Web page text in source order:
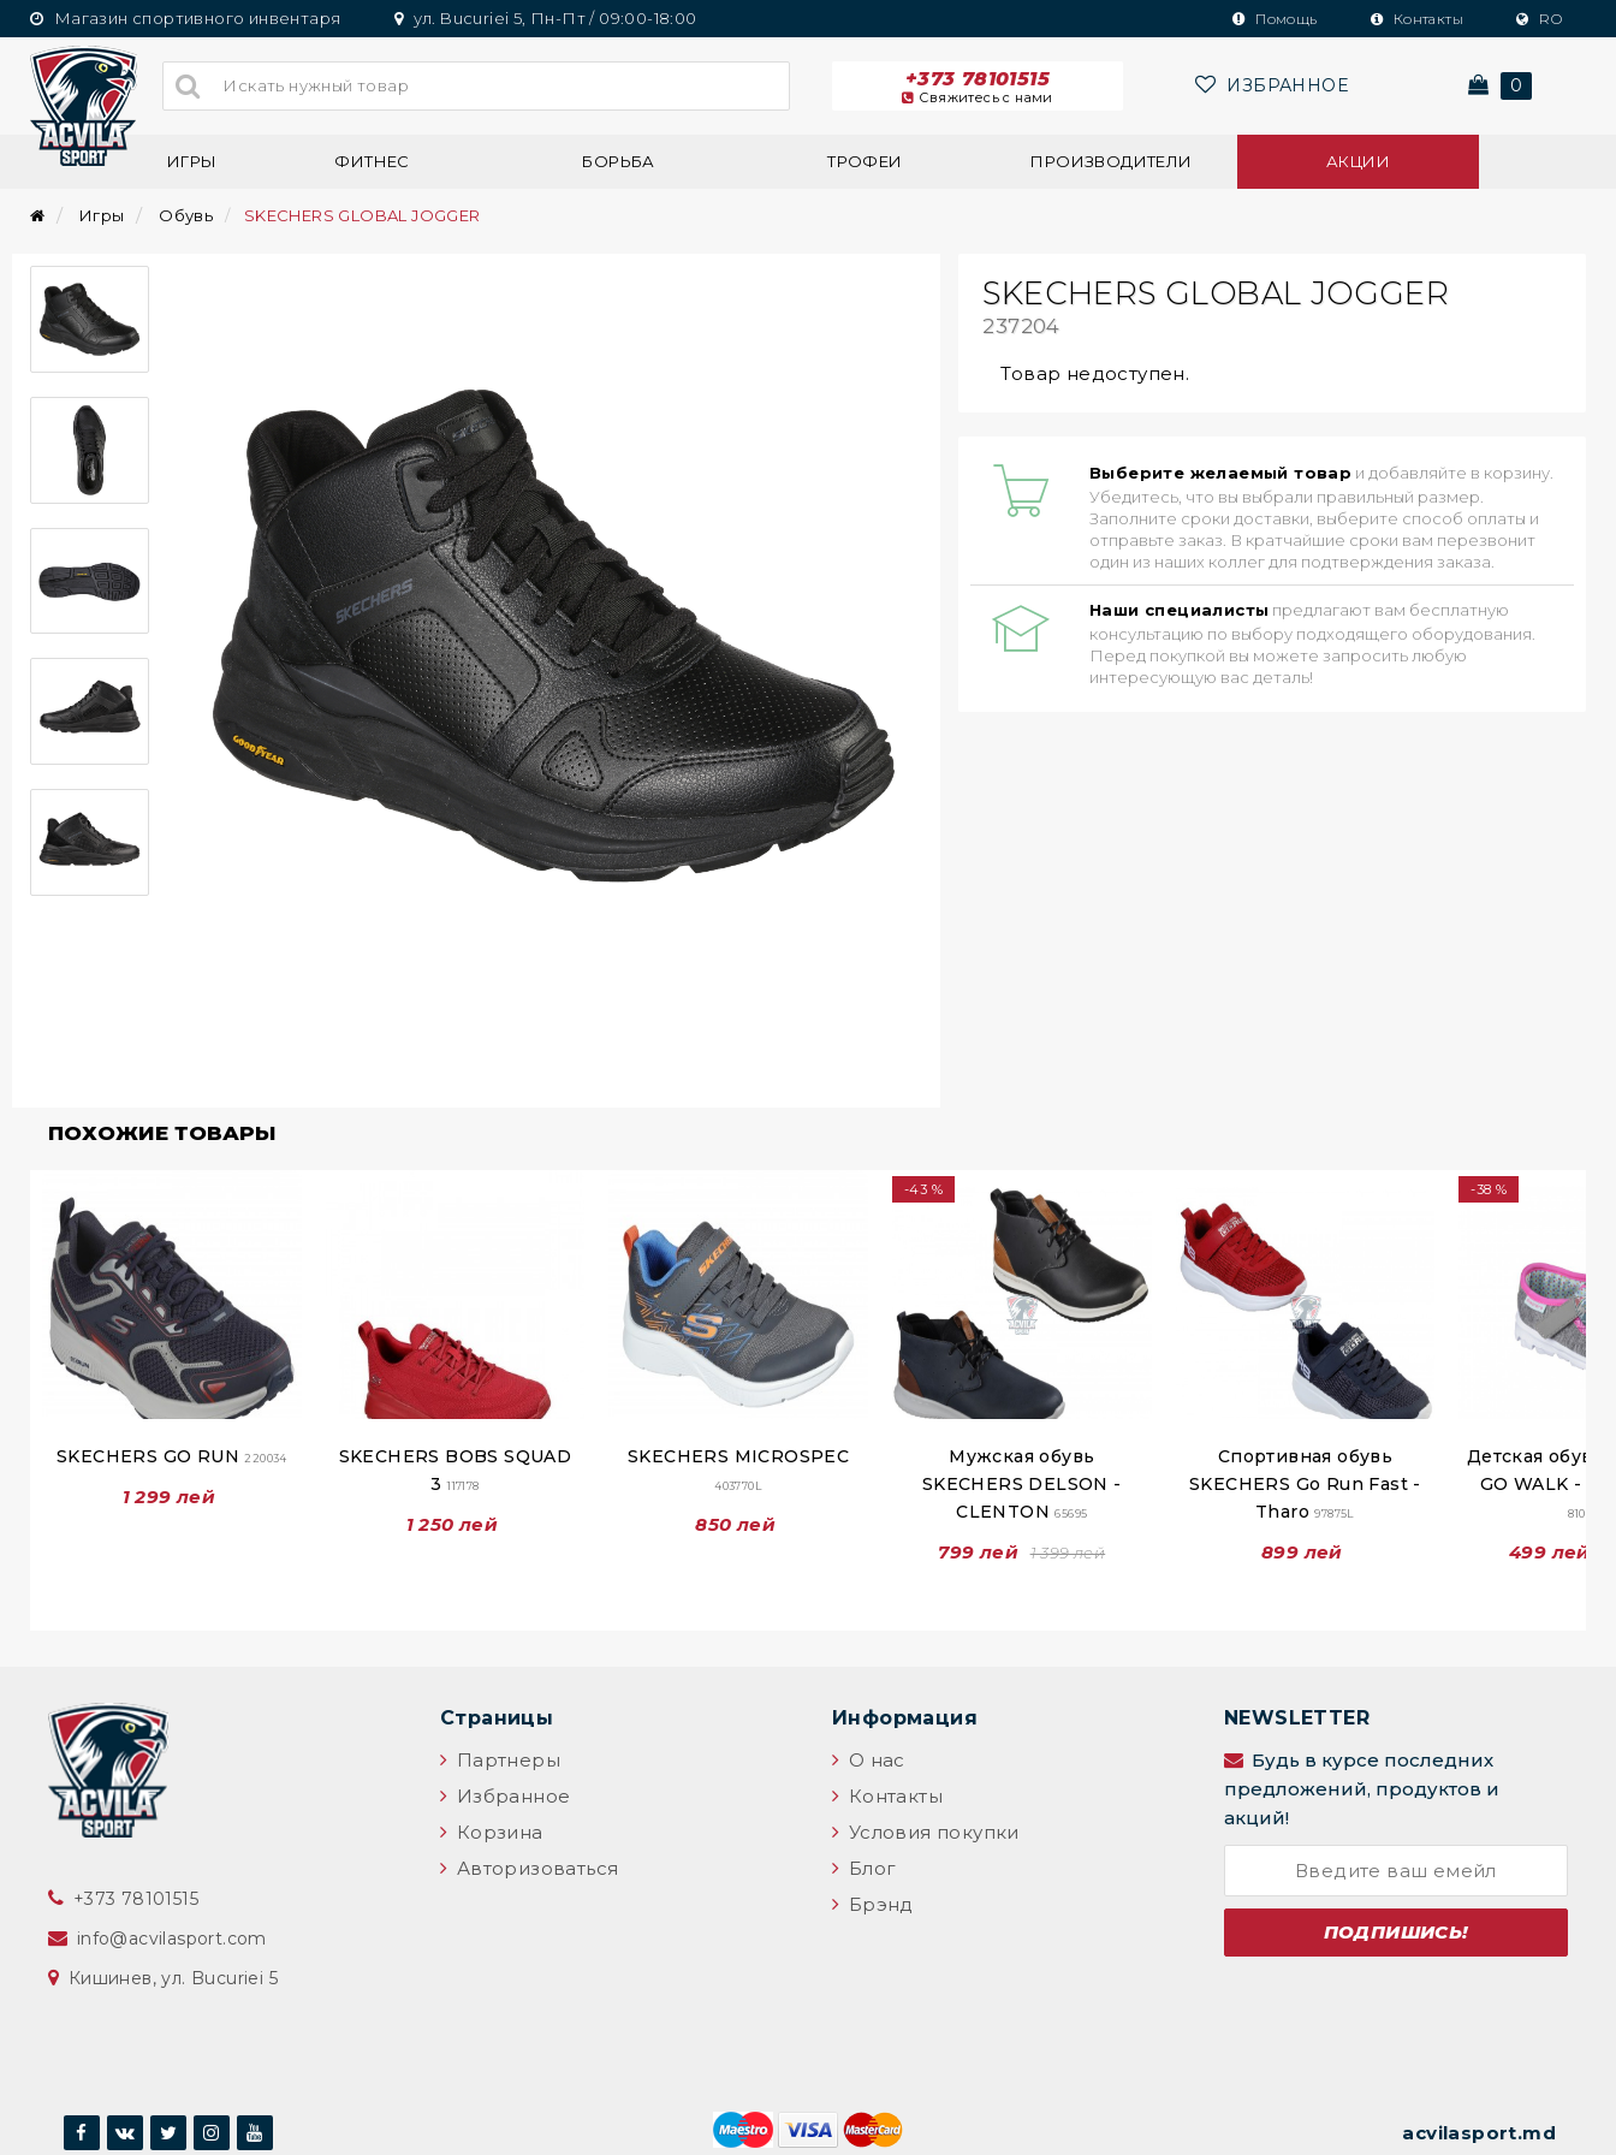
Магазин спортивного инвентаря ул. Bucuriei 5, Пн-Пт / 09:00-18:00 Помощь Контакты RO
+373 78101515
Свяжитесь с нами
ИЗБРАННОЕ 0
ИГРЫ ФИТНЕС БОРЬБА ТРОФЕИ ПРОИЗВОДИТЕЛИ АКЦИИ
Игры Обувь SKECHERS GLOBAL JOGGER
SKECHERS GLOBAL JOGGER
237204
Товар недоступен.
Выберите желаемый товар и добавляйте в корзину.
Убедитесь, что вы выбрали правильный размер.
Заполните сроки доставки, выберите способ оплаты и
отправьте заказ. В кратчайшие сроки вам перезвонит
один из наших коллег для подтверждения заказа.
Наши специалисты предлагают вам бесплатную
консультацию по выбору подходящего оборудования.
Перед покупкой вы можете запросить любую
интересующую вас деталь!
ПОХОЖИЕ ТОВАРЫ
SKECHERS GO RUN220034
1 299 лей
SKECHERS BOBS SQUAD
3117178
1 250 лей
SKECHERS MICROSPEC
403770L
850 лей
-43 %
Мужская обувь
SKECHERS DELSON -
CLENTON65695
799 лей 1 399 лей
Спортивная обувь
SKECHERS Go Run Fast -
Tharo97875L
899 лей
-38 %
Детская обувь
GO WALK -
81068N
499 лей
‎+373 78101515
info@acvilasport.com
Кишинев, ул. Bucuriei 5
Страницы
Партнеры
Избранное
Корзина
Авторизоваться
Информация
О нас
Контакты
Условия покупки
Блог
Брэнд
NEWSLETTER
Будь в курсе последних
предложений, продуктов и
акций!
ПОДПИШИСЬ!
acvilasport.md